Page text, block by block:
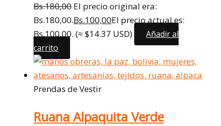
Bs.180,00 El precio original era:
Bs.180,00.Bs.100,00El precio actual es:
Bs.100,00. (≈ $14.37 USD)
Añadir al
carrito
Prendas de Vestir
Ruana Alpaquita Verde